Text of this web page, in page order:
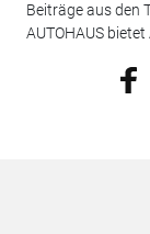
Beiträge aus den
AUTOHAUS